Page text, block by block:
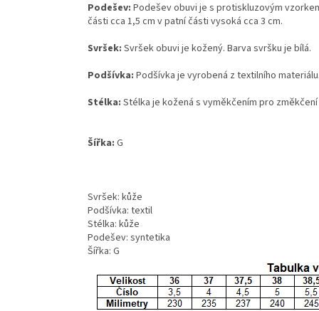
Podešev: Podešev obuvi je s protiskluzovým
části cca 1,5 cm v patní části vysoká cca 3 cm.
Svršek: Svršek obuvi je kožený. Barva svršku je bílá.
Podšívka: Podšívka je vyrobená z textilního materiálu.
Stélka: Stélka je kožená s vyměkčením pro
Šířka: G
Svršek: kůže
Podšívka: textil
Stélka: kůže
Podešev: syntetika
Šířka: G